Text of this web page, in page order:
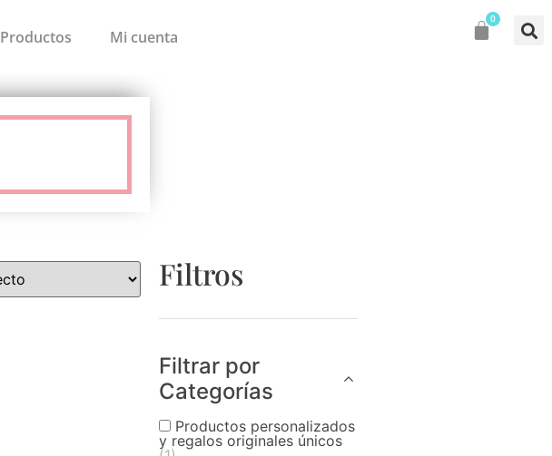
Productos Mi cuenta
0
Filtros
Filtrar por
Categorías
Productos personalizados
y regalos originales únicos